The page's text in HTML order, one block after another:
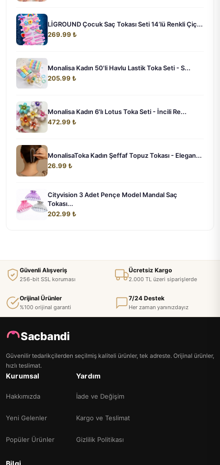
LİGROUND Çocuk Saç Tokası Seti 14’lü Renkli Çiç...
269.99 ₺
Monalisa Kadın 50'li Havlu Lastik Toka Seti - S...
205.99 ₺
Monalisa Kadın 6'lı Lotus Toka Seti - İncili Re...
472.99 ₺
MonalisaToka Kadın Şeffaf Topuz Tokası - Elegan...
26.99 ₺
Cityvision 3 Adet Pençe Model Mandal Saç
Tokası...
202.99 ₺
Güvenli Alışveriş
256-bit SSL koruması
Ücretsiz Kargo
2.000 TL üzeri siparişlerde
Orijinal Ürünler
%100 orijinal garanti
7/24 Destek
Her zaman yanınızdayız
Sacbandi
Güvenilir tedarikçilerden seçilmiş kaliteli ürünler, tek adreste. Orijinal ürünler,
hızlı teslimat.
Kurumsal
Hakkımızda
Yeni Gelenler
Popüler Ürünler
Yardım
İade ve Değişim
Kargo ve Teslimat
Gizlilik Politikası